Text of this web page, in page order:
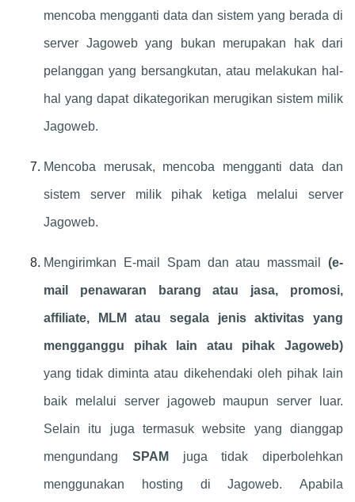
mencoba mengganti data dan sistem yang berada di
server Jagoweb yang bukan merupakan hak dari
pelanggan yang bersangkutan, atau melakukan hal-
hal yang dapat dikategorikan merugikan sistem milik
Jagoweb.
Mencoba merusak, mencoba mengganti data dan
sistem server milik pihak ketiga melalui server
Jagoweb.
Mengirimkan E-mail Spam dan atau massmail (e-
mail penawaran barang atau jasa, promosi,
affiliate, MLM atau segala jenis aktivitas yang
mengganggu pihak lain atau pihak Jagoweb)
yang tidak diminta atau dikehendaki oleh pihak lain
baik melalui server jagoweb maupun server luar.
Selain itu juga termasuk website yang dianggap
mengundang SPAM juga tidak diperbolehkan
menggunakan hosting di Jagoweb. Apabila